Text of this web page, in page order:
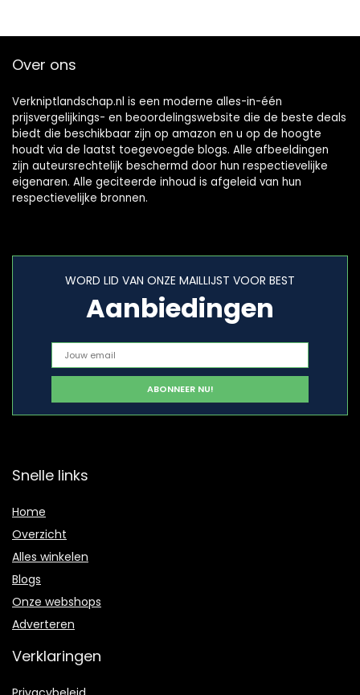
Over ons
Verkniptlandschap.nl is een moderne alles-in-één
prijsvergelijkings- en beoordelingswebsite die de beste deals
biedt die beschikbaar zijn op amazon en u op de hoogte
houdt via de laatst toegevoegde blogs. Alle afbeeldingen
zijn auteursrechtelijk beschermd door hun respectievelijke
eigenaren. Alle geciteerde inhoud is afgeleid van hun
respectievelijke bronnen.
WORD LID VAN ONZE MAILLIJST VOOR BEST
Aanbiedingen
Snelle links
Home
Overzicht
Alles winkelen
Blogs
Onze webshops
Adverteren
Verklaringen